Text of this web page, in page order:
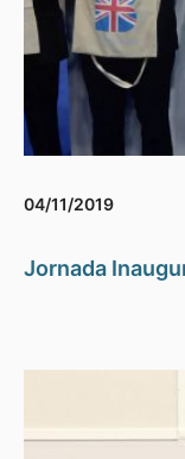
04/11/2019
Jornada